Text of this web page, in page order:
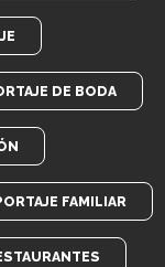
DE BODA
FAMILIAR